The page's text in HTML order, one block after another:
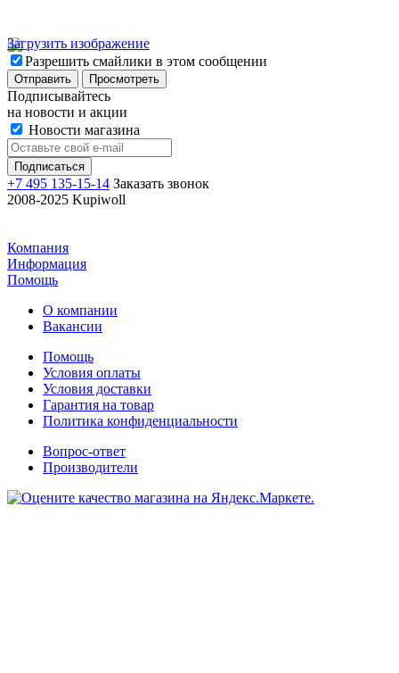
Загрузить изображение
Разрешить смайлики в этом сообщении
Подписывайтесь
на новости и акции
Новости магазина
+7 495 135-15-14 Заказать звонок
2008-2025 Kupiwoll
Компания
Информация
Помощь
О компании
Вакансии
Помощь
Условия оплаты
Условия доставки
Гарантия на товар
Политика конфиденциальности
Вопрос-ответ
Производители